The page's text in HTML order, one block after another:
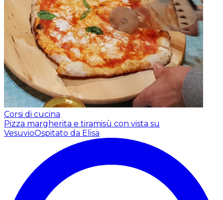
Corsi di cucina
Pizza margherita e tiramisù con vista su
VesuvioOspitato da Elisa